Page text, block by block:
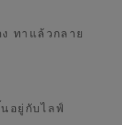
ทาแล้วกลาย
อยู่กับไลฟ์